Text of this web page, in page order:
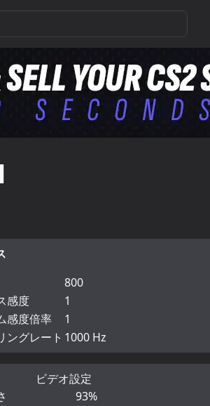
800
感度
1
感度倍率
1
ングレート 1000 Hz
ビデオ設定
93%